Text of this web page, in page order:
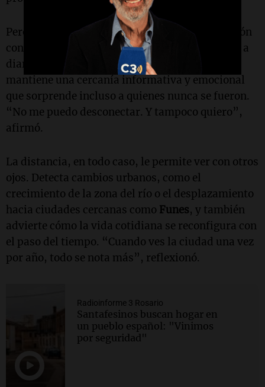
Pero si algo permanece inalterable es su conexión
con
Pigliacamposigue la actualidad a
diario, escucha radio local cada mañana y
mantiene una cercanía informativa y emocional
que sorprende incluso a quienes nunca se fueron.
“No me puedo desconectar. Y tampoco quiero”,
afirmó.
La distancia, en todo caso, le permite ver con otros
ojos. Detecta cambios urbanos, como el
crecimiento de la zona del río o el desplazamiento
hacia ciudades cercanas como Funes, y también
advierte cómo la vida cotidiana se reconfigura con
el paso del tiempo. “Cuando ves la ciudad una vez
por año, todo se nota más”, reflexionó.
Radioinforme 3 Rosario
Santafesinos buscan hogar en
un pueblo español: "Vinimos
por seguridad"